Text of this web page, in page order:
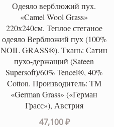
Одеяло верблюжий пух.
«Camel Wool Grass»
220х240см. Теплое стеганое
одеяло Верблюжий пух (100%
NOIL GRASS®). Ткань: Сатин
пухо-держащий (Sateen
Supersoft)/60% Tencel®, 40%
Cotton. Производитель: ТМ
«German Grass» («Герман
Грасс»), Австрия
47,100₽